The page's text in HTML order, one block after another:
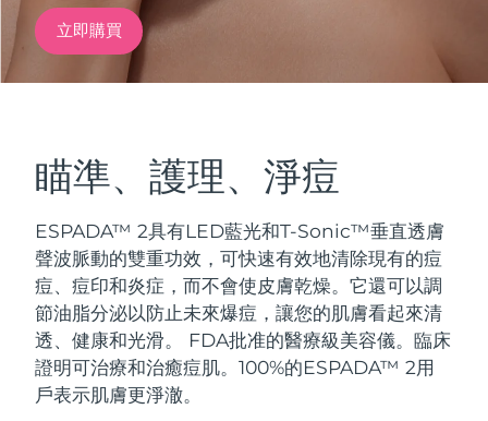
立即購買
瞄準、護理、淨痘
ESPADA™ 2具有LED藍光和T-Sonic™垂直透膚
聲波脈動的雙重功效，可快速有效地清除現有的痘
痘、痘印和炎症，而不會使皮膚乾燥。它還可以調
節油脂分泌以防止未來爆痘，讓您的肌膚看起來清
透、健康和光滑。
FDA批准的醫療級美容儀。臨床
證明可治療和治癒痘肌。100%的ESPADA™ 2用
戶表示肌膚更淨澈。
紅光療法
面部清潔
LUNA™ 4 套裝
Anti-aging massage
LUNA™ 4 Plus
緊致提拉
BEAR™ 2 套裝
Microcurrent toning
BEAR™ 2 go
補水保濕
加拿大
奧地利 預計送達日期
比利時 預計送達日期৮/৮/২৬
百慕達 預計送達日期১৪/৮/২৬
波士尼亞與赫塞哥維納 預計送達日期১১/৮/২৬